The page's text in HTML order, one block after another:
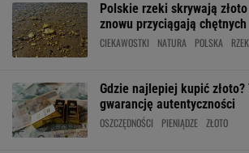
Polskie rzeki skrywają
znowu przyciągają chętnych
CIEKAWOSTKI NATURA POLSKA
Gdzie najlepiej kupić
gwarancję autentyczności
OSZCZĘDNOŚCI PIENIĄDZE ZŁOTO